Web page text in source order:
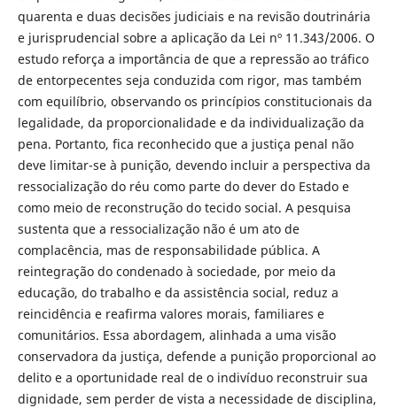
quarenta e duas decisões judiciais e na revisão doutrinária
e jurisprudencial sobre a aplicação da Lei nº 11.343/2006. O
estudo reforça a importância de que a repressão ao tráfico
de entorpecentes seja conduzida com rigor, mas também
com equilíbrio, observando os princípios constitucionais da
legalidade, da proporcionalidade e da individualização da
pena. Portanto, fica reconhecido que a justiça penal não
deve limitar-se à punição, devendo incluir a perspectiva da
ressocialização do réu como parte do dever do Estado e
como meio de reconstrução do tecido social. A pesquisa
sustenta que a ressocialização não é um ato de
complacência, mas de responsabilidade pública. A
reintegração do condenado à sociedade, por meio da
educação, do trabalho e da assistência social, reduz a
reincidência e reafirma valores morais, familiares e
comunitários. Essa abordagem, alinhada a uma visão
conservadora da justiça, defende a punição proporcional ao
delito e a oportunidade real de o indivíduo reconstruir sua
dignidade, sem perder de vista a necessidade de disciplina,